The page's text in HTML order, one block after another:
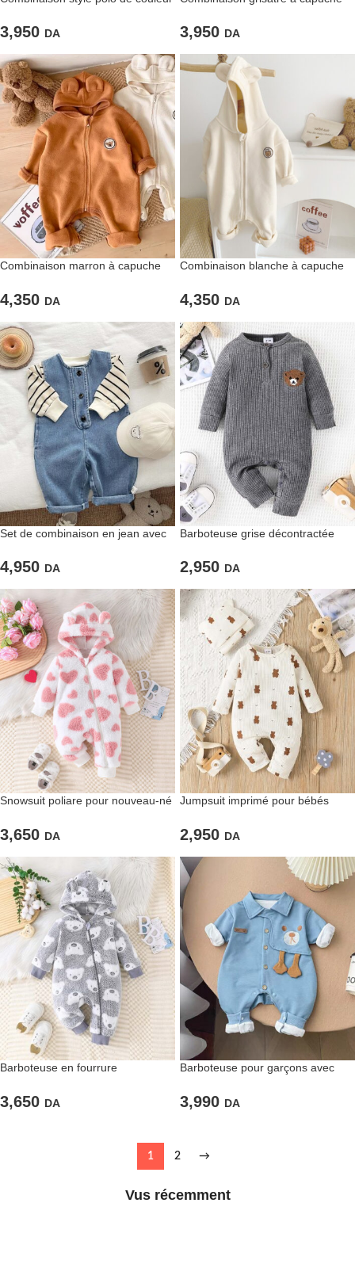
3,950 DA 3,950 DA
Combinaison marron à capuche
4,350 DA
Combinaison blanche à capuche
4,350 DA
Set de combinaison en jean avec
4,950 DA
Barboteuse grise décontractée
2,950 DA
Snowsuit poliare pour nouveau-né
3,650 DA
Jumpsuit imprimé pour bébés
2,950 DA
Barboteuse en fourrure
3,650 DA
Barboteuse pour garçons avec
3,990 DA
1 2 →
Vus récemment